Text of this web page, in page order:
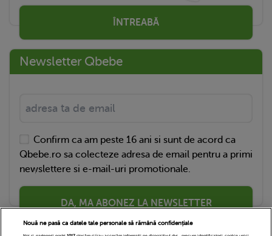
ÎNTREABĂ
Newsletter Qbebe
Confirm ca am peste 16 ani si sunt de acord ca
Qbebe.ro sa colecteze adresa de email pentru a primi
newslettere si e-mail-uri promotionale.
DA, MA ABONEZ LA NEWSLETTER
Nouă ne pasă ca datele tale personale să rămână confidențiale